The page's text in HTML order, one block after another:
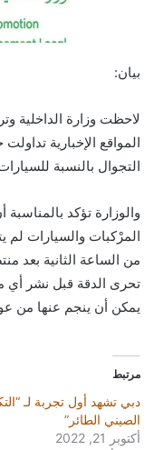
بيان:
لاحظت وزارة الداخلية
المواقع الإخبارية
التجوال بالنسبة
والوزارة تؤكد
المرْكبات والسيارات لم
من الساعة الثانية بعد
تحرى الدقة قبل نشر أي
يمكن أن ينجم عنها من
مرتبط
دبي تشهد أول تجربة لـ
الصيني الطائر”
أكتوبر 21, 2022